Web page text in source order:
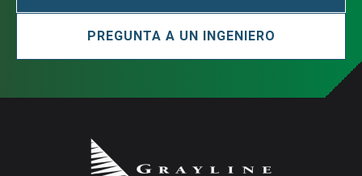
PREGUNTA A UN INGENIERO